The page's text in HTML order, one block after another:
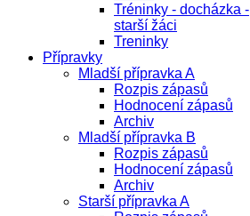
Tréninky - docházka -
starší žáci
Treninky
Přípravky
Mladší přípravka A
Rozpis zápasů
Hodnocení zápasů
Archiv
Mladší přípravka B
Rozpis zápasů
Hodnocení zápasů
Archiv
Starší přípravka A